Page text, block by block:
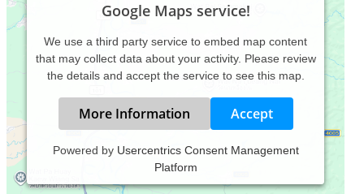
Google Maps service!
We use a third party service to embed map content
that may collect data about your activity. Please review
the details and accept the service to see this map.
More Information Accept
Powered by Usercentrics Consent Management
Platform
Sabine Rehmer-Käsberger